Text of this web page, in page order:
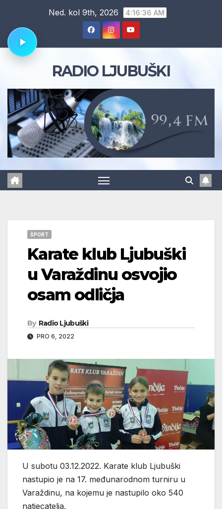
content
Ned. kol 9th, 2026 4:16:37 AM
RADIO LJUBUŠKI
ŠPORT
Karate klub Ljubuški
u Varaždinu osvojio
osam odličja
By Radio Ljubuški
PRO 6, 2022
U subotu 03.12.2022. Karate klub Ljubuški
nastupio je na 17. međunarodnom turniru u
Varaždinu, na kojemu je nastupilo oko 540
natjecatelja.